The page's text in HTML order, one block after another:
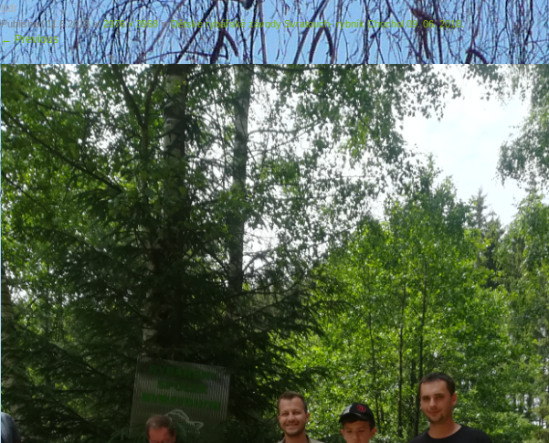
bdr
Published11.6.2018at2976 × 3968inDětské rybářské závody Svratouch- rybník Chochol 09. 06. 2018.
← Previous